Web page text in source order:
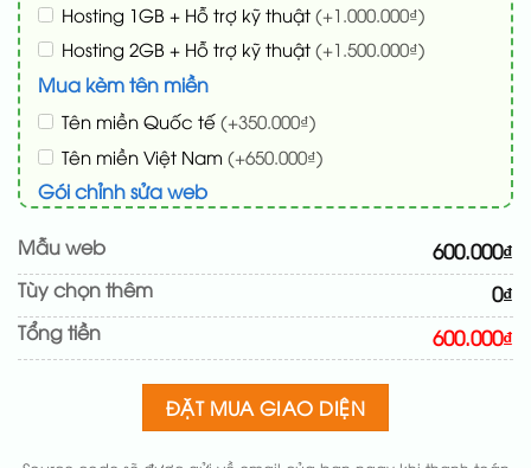
Hosting 1GB + Hỗ trợ kỹ thuật (+1.000.000₫)
Hosting 2GB + Hỗ trợ kỹ thuật (+1.500.000₫)
Mua kèm tên miền
Tên miền Quốc tế (+350.000₫)
Tên miền Việt Nam (+650.000₫)
Gói chỉnh sửa web
Thay logo + thông tin doanh nghiệp
(+50.000₫)
Đổi màu chủ đạo theo tông của logo
Sửa danh mục và sắp xếp lại đề mục menu cho
chuẩn(+200.000₫)
Thay đổi bố cục trang chủ (đơn giản)
Thêm các nút liên hệ nhanh(+50.000₫)
Mẫu web 600.000₫
Tùy chọn thêm 0₫
Tổng tiền 600.000₫
ĐẶT MUA GIAO DIỆN